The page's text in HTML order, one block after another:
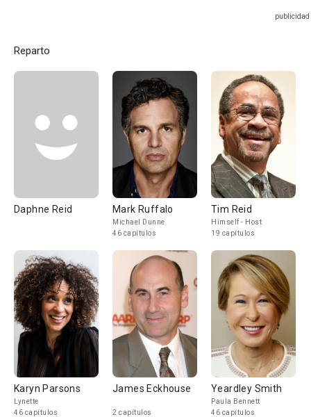
Reparto
Daphne Reid Mark Ruffalo
Michael Dunne
46 capítulos
Tim Reid
Himself - Host
19 capítulos
Karyn Parsons
Lynette
46 capítulos
James Eckhouse
2 capítulos
Yeardley Smith
Paula Bennett
46 capítulos